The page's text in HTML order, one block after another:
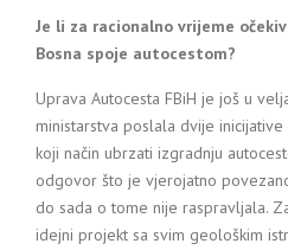
Je li za racionalno vrijeme
Bosna spoje autocestom?
Uprava Autocesta FBiH je još u
ministarstva poslala dvije
koji način ubrzati izgradnju
odgovor što je vjerojatno
do sada o tome nije raspravljala.
idejni projekt sa svim geološkim